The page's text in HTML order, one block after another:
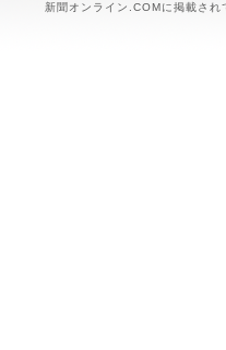
新聞オンライン.COMに掲載さ